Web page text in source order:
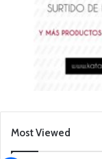
Most Viewed